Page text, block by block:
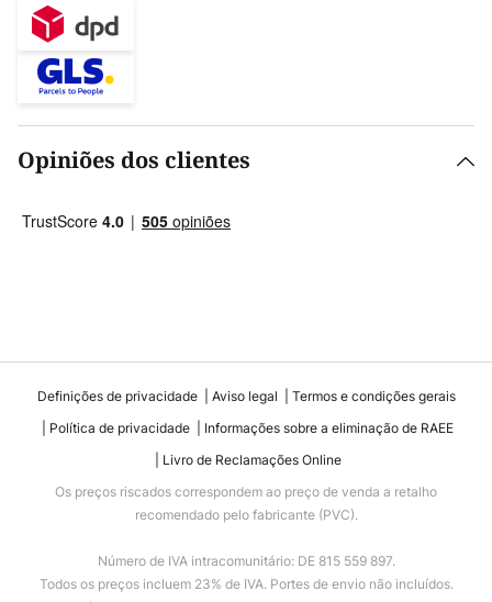
Opiniões dos clientes
Definições de privacidade Aviso legal
Termos e condições gerais
Política de privacidade
Informações sobre a eliminação de RAEE
Livro de Reclamações Online
Os preços riscados correspondem ao preço de venda a retalho
recomendado pelo fabricante (PVC).
Número de IVA intracomunitário: DE 815 559 897.
Todos os preços incluem 23% de IVA. Portes de envio não incluídos.